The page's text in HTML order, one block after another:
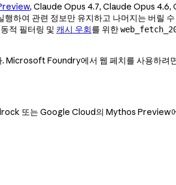
, Claude Opus 4.7, Claude Opus
하여 관련 정보만 유지하고 나머지는 버릴
적 필터링 및 캐시 우회를 위한
. Microsoft Foundry에서 웹 페치를 사용하려
또는 Google Cloud의 Mythos Preview